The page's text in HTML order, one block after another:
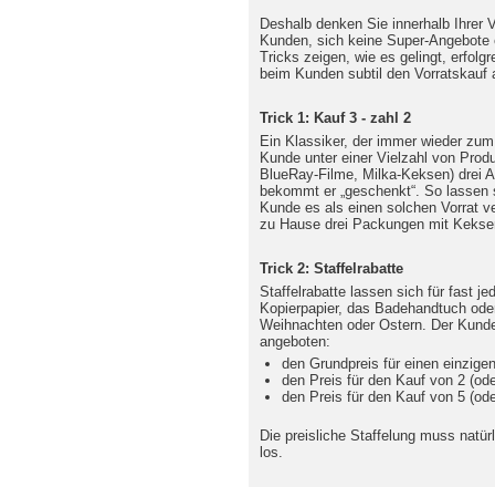
Deshalb denken Sie innerhalb Ihrer
Kunden, sich keine Super-
Tricks zeigen, wie es gelingt,
beim Kunden subtil den Vorratskauf
Trick 1: Kauf 3 - zahl 2
Ein Klassiker, der immer wieder
Kunde unter einer Vielzahl von
BlueRay-Filme, Milka-Keksen) drei
bekommt er „geschenkt“. So
Kunde es als einen solchen Vorrat
zu Hause drei Packungen mit
Trick 2: Staffelrabatte
Staffelrabatte lassen sich für fast
Kopierpapier, das Badehandtuch
Weihnachten oder Ostern. Der
angeboten:
den Grundpreis für einen
den Preis für den Kauf von 2
den Preis für den Kauf von 5
Die preisliche Staffelung muss
los.